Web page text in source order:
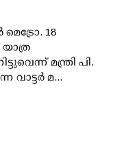
18
യാത്ര
മന്ത്രി പി.
വാട്ടര്‍ മ...